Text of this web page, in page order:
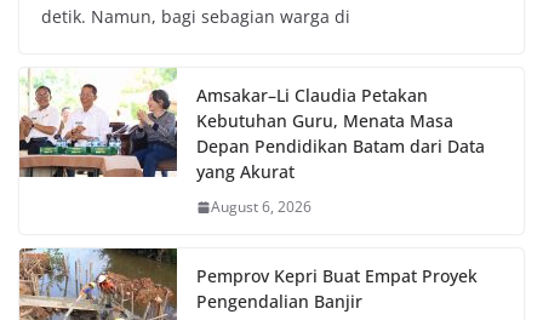
detik. Namun, bagi sebagian warga di
Amsakar–Li Claudia Petakan
Kebutuhan Guru, Menata Masa
Depan Pendidikan Batam dari Data
yang Akurat
August 6, 2026
Pemprov Kepri Buat Empat Proyek
Pengendalian Banjir